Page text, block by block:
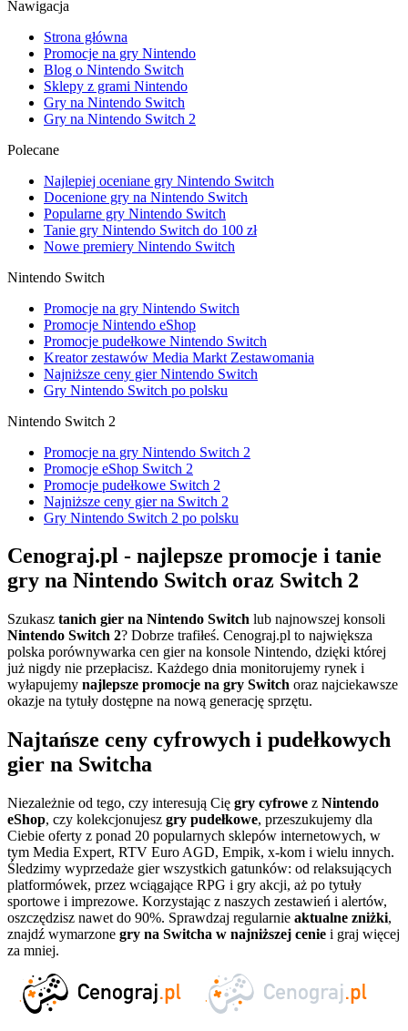
Nawigacja
Strona główna
Promocje na gry Nintendo
Blog o Nintendo Switch
Sklepy z grami Nintendo
Gry na Nintendo Switch
Gry na Nintendo Switch 2
Polecane
Najlepiej oceniane gry Nintendo Switch
Docenione gry na Nintendo Switch
Popularne gry Nintendo Switch
Tanie gry Nintendo Switch do 100 zł
Nowe premiery Nintendo Switch
Nintendo Switch
Promocje na gry Nintendo Switch
Promocje Nintendo eShop
Promocje pudełkowe Nintendo Switch
Kreator zestawów Media Markt Zestawomania
Najniższe ceny gier Nintendo Switch
Gry Nintendo Switch po polsku
Nintendo Switch 2
Promocje na gry Nintendo Switch 2
Promocje eShop Switch 2
Promocje pudełkowe Switch 2
Najniższe ceny gier na Switch 2
Gry Nintendo Switch 2 po polsku
Cenograj.pl - najlepsze promocje i tanie
gry na Nintendo Switch oraz Switch 2
Szukasz tanich gier na Nintendo Switch lub najnowszej konsoli
Nintendo Switch 2? Dobrze trafiłeś. Cenograj.pl to największa
polska porównywarka cen gier na konsole Nintendo, dzięki której
już nigdy nie przepłacisz. Każdego dnia monitorujemy rynek i
wyłapujemy najlepsze promocje na gry Switch oraz najciekawsze
okazje na tytuły dostępne na nową generację sprzętu.
Najtańsze ceny cyfrowych i pudełkowych
gier na Switcha
Niezależnie od tego, czy interesują Cię gry cyfrowe z Nintendo
eShop, czy kolekcjonujesz gry pudełkowe, przeszukujemy dla
Ciebie oferty z ponad 20 popularnych sklepów internetowych, w
tym Media Expert, RTV Euro AGD, Empik, x-kom i wielu innych.
Śledzimy wyprzedaże gier wszystkich gatunków: od relaksujących
platformówek, przez wciągające RPG i gry akcji, aż po tytuły
sportowe i imprezowe. Korzystając z naszych zestawień i alertów,
oszczędzisz nawet do 90%. Sprawdzaj regularnie aktualne zniżki,
znajdź wymarzone gry na Switcha w najniższej cenie i graj więcej
za mniej.